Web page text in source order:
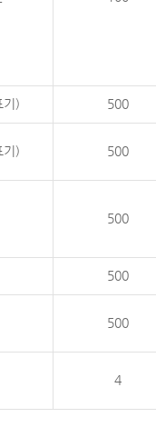
기) 500
기) 500
500
500
500
4